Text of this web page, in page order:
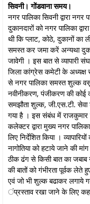
सिवनी। गोंडवाना समय।
नगर पालिका सिवनी द्वारा
दुकानदारों को नगर पालिका
थी कि प्लाट, कोठे, दुकानों का
समस्त कर जमा करें अन्यथा
जावेगी । इस बात से व्यापारी
जिला कांग्रेस कमेटी के अध्यक्ष
से नगर पालिका समस्त शुल्क
नवीनीकरण, पंजीकरण की कोई
समझौता शुल्क, जी.एस.टी.
गया है । इस संबंध में राजकुमार
कलेक्टर द्वारा मुख्य नगर
लिए निर्देशित किया ।
नागोतिया को हटाये जाने की
ठीक ढंग से किसी बात का जबाब
की बातों को गंभीरता पूर्वक लेते
एवं जो भी शुल्क बढाकर लगाये
ंप्रस्ताव रखा जाने के लिए